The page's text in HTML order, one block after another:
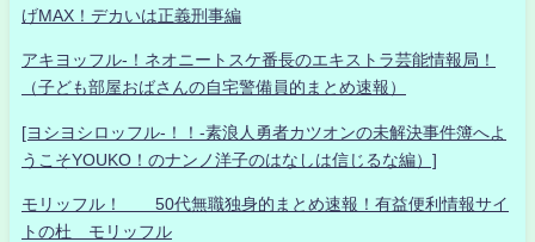
げMAX！デカいは正義刑事編
アキヨッフル-！ネオニートスケ番長のエキストラ芸能情報局！
（子ども部屋おばさんの自宅警備員的まとめ速報）
[ヨシヨシロッフル-！！-素浪人勇者カツオンの未解決事件簿へよ
うこそYOUKO！のナンノ洋子のはなしは信じるな編）]
モリッフル！ 50代無職独身的まとめ速報！有益便利情報サイ
トの杜 モリッフル